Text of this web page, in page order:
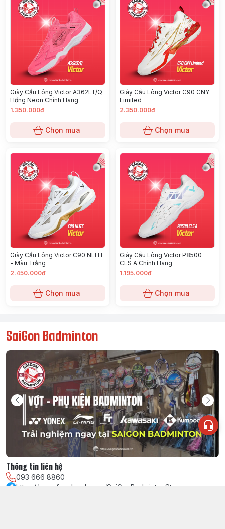
Giày Cầu Lông Victor A362LT/Q
Hồng Neon Chính Hãng
1.350.000đ
Chọn mua
Giày Cầu Lông Victor C90 CNY
Limited
2.350.000đ
Chọn mua
Giày Cầu Lông Victor C90 NLITE
- Màu Trắng
2.450.000đ
Chọn mua
Giày Cầu Lông Victor P8500
CLS A Chính Hãng
1.195.000đ
Chọn mua
SaiGon Badminton
Thông tin liên hệ
093 666 8860
https://www.facebook.com/SaiGonBadmintonStore